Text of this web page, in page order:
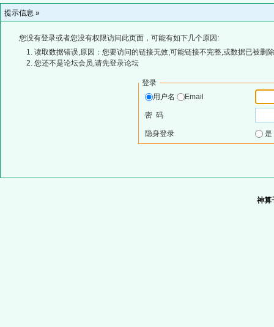
提示信息 »
您没有登录或者您没有权限访问此页面，可能有如下几个原因:
读取数据错误,原因：您要访问的链接无效,可能链接不完整,或数据已被删
您还不是论坛会员,请先登录论坛
登录
用户名
Email
密 码
隐身登录
神算